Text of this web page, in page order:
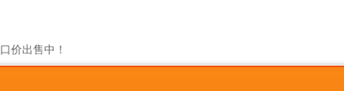
价出售中！